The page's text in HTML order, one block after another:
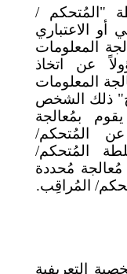
"المُتحكم /
الاعتباري
المعلومات
عن اتخاذ
المعلومات
ذلك الشخص
بمُعالجة
عن المُتحكم/
المُتحكم/
مُحددة
المُراقِب.
التعريفية